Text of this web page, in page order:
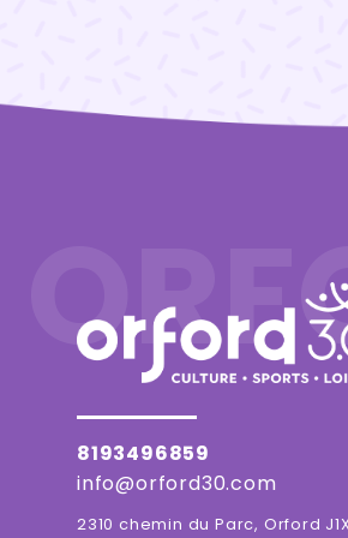
8193496859
info@orford30.com
2310 chemin du Parc, Orford J1X